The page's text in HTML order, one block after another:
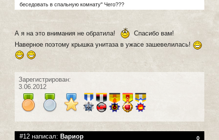
беседовать в спальную комнату" Чего???
А я на это внимания не обратила!
Спасибо вам!
Наверное поэтому крышка унитаза в ужасе зашевелилась!
Зарегистрирован:
3.06.2012
#12 написал: Вариор 0